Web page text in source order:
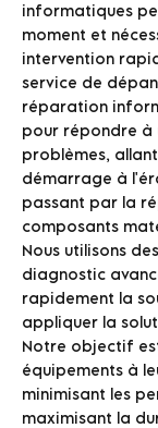
informatiques
moment et
intervention
service de
réparation
pour répondre à
problèmes,
démarrage à
passant par la
composants
Nous utilisons
diagnostic
rapidement la
appliquer la
Notre objectif
équipements à
minimisant les
maximisant la